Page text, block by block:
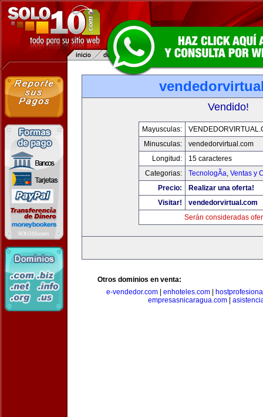
Vendido!
Mayusculas:
Minusculas:
vendedorvirtual.com
Longitud:
15 caracteres
Categorias:
TecnologÃ­a, Ventas y
Precio:
Realizar una oferta!
Visitar!
vendedorvirtual.com
Serán consideradas
Otros dominios en venta:
e-vendedor.com| enhoteles.com|
empresasnicaragua.com